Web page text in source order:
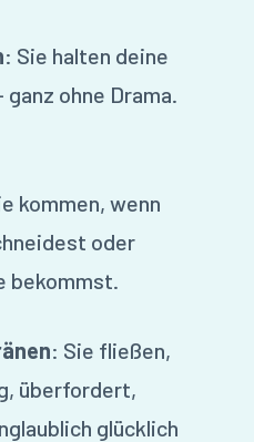
: Sie halten deine
ohne Drama.
kommen, wenn
oder
bekommst.
: Sie fließen,
überfordert,
glücklich